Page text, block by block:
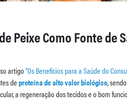
Peixe Como Fonte de
artigo“Os Benefícios para a Saúde do
deproteína de alto valor biológico,
a regeneração dos tecidos e o bom